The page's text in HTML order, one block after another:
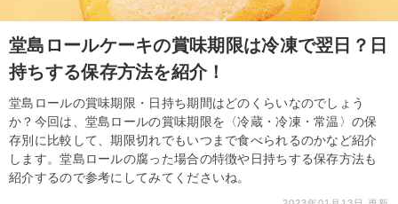
堂島ロールケーキの賞味期限は冷凍で翌日？日
持ちする保存方法を紹介！
堂島ロールの賞味期限・日持ち期間はどのくらいなのでしょう
か？今回は、堂島ロールの賞味期限を〈冷蔵・冷凍・常温〉の保
存別に比較して、期限切れでもいつまで食べられるのかなど紹介
します。堂島ロールの腐った場合の特徴や日持ちする保存方法も
紹介するので参考にしてみてくださいね。